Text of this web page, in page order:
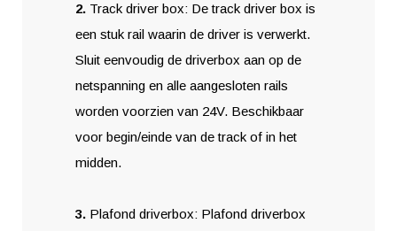
2.Track driver box: De track driver box is
een stuk rail waarin de driver is verwerkt.
Sluit eenvoudig de driverbox aan op de
netspanning en alle aangesloten rails
worden voorzien van 24V. Beschikbaar
voor begin/einde van de track of in het
midden.
3.Plafond driverbox: Plafond driverbox